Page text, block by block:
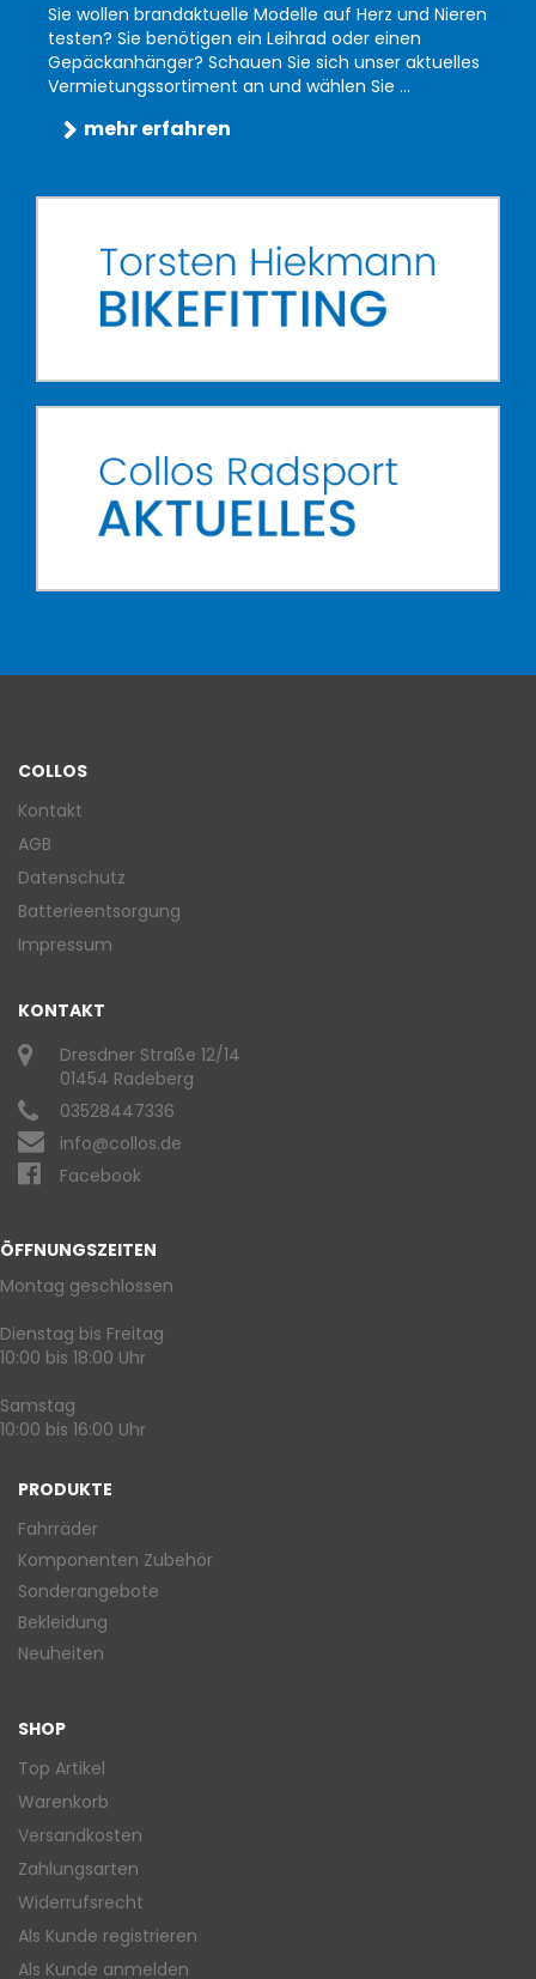
Sie wollen brandaktuelle Modelle auf Herz und Nieren
testen? Sie benötigen ein Leihrad oder einen
Gepäckanhänger? Schauen Sie sich unser aktuelles
Vermietungssortiment an und wählen Sie ...
mehr erfahren
COLLOS
Kontakt
AGB
Datenschutz
Batterieentsorgung
Impressum
KONTAKT
Dresdner Straße 12/14
01454 Radeberg
03528447336
info@collos.de
Facebook
ÖFFNUNGSZEITEN
Montag geschlossen
Dienstag bis Freitag
10:00 bis 18:00 Uhr
Samstag
10:00 bis 16:00 Uhr
PRODUKTE
Fahrräder
Komponenten Zubehör
Sonderangebote
Bekleidung
Neuheiten
SHOP
Top Artikel
Warenkorb
Versandkosten
Zahlungsarten
Widerrufsrecht
Als Kunde registrieren
Als Kunde anmelden